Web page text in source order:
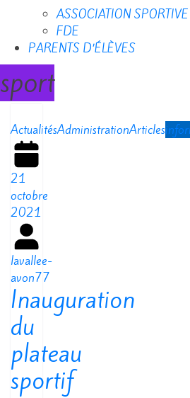
ASSOCIATION SPORTIVE
FDE
PARENTS D’ÉLÈVES
sport
ActualitésAdministrationArticles
21
octobre
2021
lavallee-
avon77
Inauguration
du
plateau
sportif